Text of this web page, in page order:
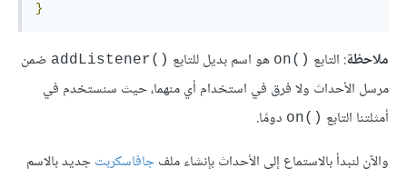
}
ملاحظة: التابع ‎on()‎ هو اسم بديل للتابع ‎addListener()‎ ضمن
مرسل الأحداث ولا فرق في استخدام أي منهما، حيث سنستخدم في
أمثلتنا التابع ‎on()‎ دومًا.
والآن لنبدأ بالاستماع إلى الأحداث بإنشاء ملفجافاسكربتجديد بالاسم